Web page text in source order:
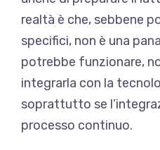
realtà è che, sebbene
specifici, non è una
potrebbe funzionare,
integrarla con la
soprattutto se
processo continuo.